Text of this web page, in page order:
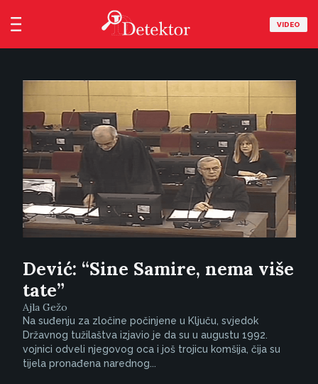
VIDEO
Dević: “Sine Samire, nema više
tate”
Ajla Gežo
Na suđenju za zločine počinjene u Ključu, svjedok
Državnog tužilaštva izjavio je da su u augustu 1992.
vojnici odveli njegovog oca i još trojicu komšija, čija su
tijela pronađena narednog...